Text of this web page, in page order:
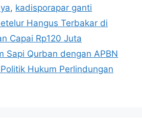
, kadisporapar ganti
Hangus Terbakar di
Capai Rp120 Juta
Sapi Qurban dengan APBN
Hukum Perlindungan